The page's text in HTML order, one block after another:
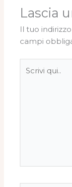
Lascia
Il tuo
campi
qui..